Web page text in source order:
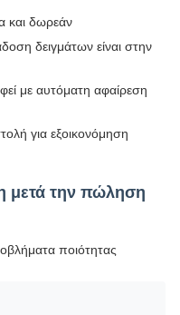
και δωρεάν
δειγμάτων είναι στην
με αυτόματη αφαίρεση
για εξοικονόμηση
μετά την πώληση
ποιότητας